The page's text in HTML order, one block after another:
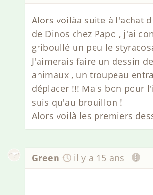
Alors voilàa suite à l'achat
de Dinos chez Papo , j'ai
griboullé un peu le
J'aimerais faire un dessin
animaux , un troupeau
déplacer !!! Mais bon pour
suis qu'au brouillon !
Alors voilà les premiers
Green il y a 15 ans